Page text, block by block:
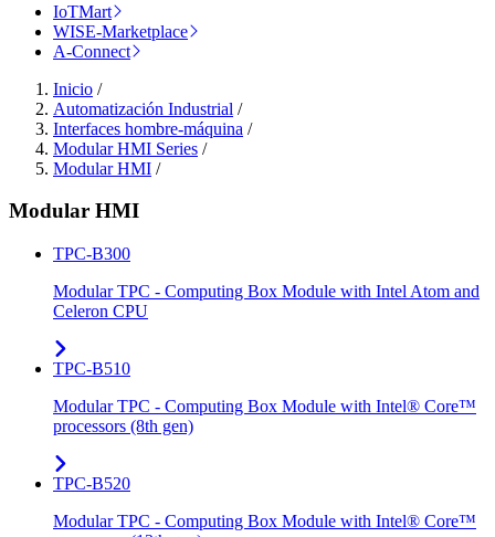
IoTMart
WISE-Marketplace
A-Connect
Inicio /
Automatización Industrial /
Interfaces hombre-máquina /
Modular HMI Series /
Modular HMI /
Modular HMI
TPC-B300
Modular TPC - Computing Box Module with Intel Atom and
Celeron CPU
TPC-B510
Modular TPC - Computing Box Module with Intel® Core™
processors (8th gen)
TPC-B520
Modular TPC - Computing Box Module with Intel® Core™